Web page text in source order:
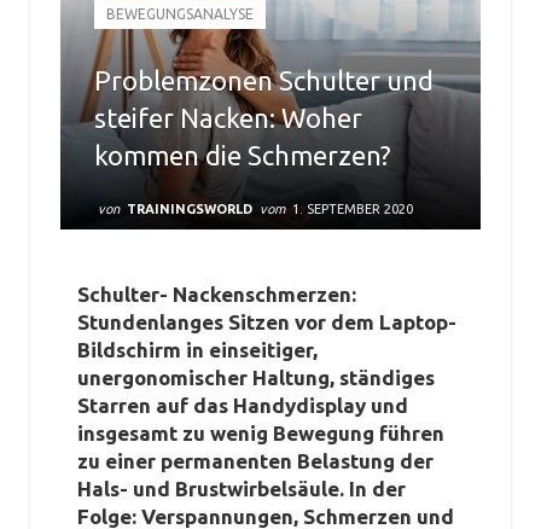
BEWEGUNGSANALYSE
Problemzonen Schulter und
steifer Nacken: Woher
kommen die Schmerzen?
von TRAININGSWORLD vom 1. SEPTEMBER 2020
Schulter- Nackenschmerzen:
Stundenlanges Sitzen vor dem Laptop-
Bildschirm in einseitiger,
unergonomischer Haltung, ständiges
Starren auf das Handydisplay und
insgesamt zu wenig Bewegung führen
zu einer permanenten Belastung der
Hals- und Brustwirbelsäule. In der
Folge: Verspannungen, Schmerzen und